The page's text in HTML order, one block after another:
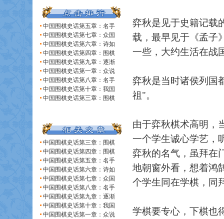
中国围棋史话第五章：名手
中国围棋史话第七章：众国
中国围棋史话第六章：诗如
中国围棋史话第四章：围棋
中国围棋史话第九章：逐渐
中国围棋史话第一章：众说
中国围棋史话第八章：名手
中国围棋史话第十章：我国
中国围棋史话第三章：围棋
中国围棋史话第三章：围棋
中国围棋史话第四章：围棋
中国围棋史话第五章：名手
中国围棋史话第六章：诗如
中国围棋史话第七章：众国
中国围棋史话第八章：名手
中国围棋史话第九章：逐渐
中国围棋史话第十章：我国
中国围棋史话第一章：众说
弈秋是见于史籍记载
载，最早见于《孟子
一些，大约生活在战
弈秋是当时诸侯列国
祖"。
由于弈秋棋术高明，
一个学生诚心学艺，
弈秋的名气，虽拜在
地朝窗外看，想着鸿
个学生同在学棋，同
学棋要专心，下棋也